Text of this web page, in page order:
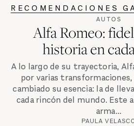
RECOMENDACIONES
AUTOS
Alfa Romeo:
historia en
A lo largo de su trayectoria,
por varias
cambiado su esencia: la de
cada rincón del mundo. Este
arma...
PAULA